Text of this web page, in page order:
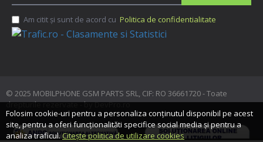
Am citit şi sunt de acord cu Politica de confidentialitate
© 2025 MOBILPHONE GSM PARTS SRL, CIF: RO 36661720 - Toate
drepturile rezervate - by DevPro.ro
Folosim cookie-uri pentru a personaliza conținutul disponibil pe acest
site, pentru a oferi funcționalităti specifice social media și pentru a
analiza traficul.Citește politica de utilizare cookies